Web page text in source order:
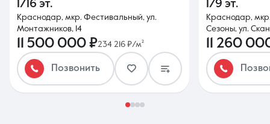
1/16 эт.
Краснодар, мкр. Фестивальный, ул.
Монтажников, 14
11 500 000 ₽234 216 ₽/м²
Позвонить
1/9 эт.
Краснодар,
Сезоны, ул.
11 260